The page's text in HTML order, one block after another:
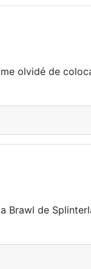
olvidé de
Brawl de